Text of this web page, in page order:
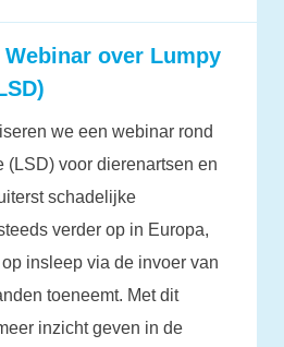
over Lumpy
we een webinar rond
(LSD) voor dierenartsen en
schadelijke
verder op in Europa,
insleep via de invoer van
toeneemt. Met dit
inzicht geven in de